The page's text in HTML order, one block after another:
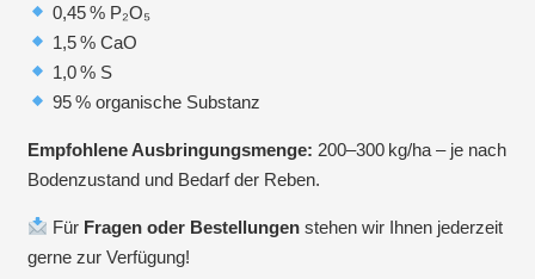
0,45 % P₂O₅
1,5 % CaO
1,0 % S
95 % organische Substanz
Empfohlene Ausbringungsmenge: 200–300 kg/ha – je nach
Bodenzustand und Bedarf der Reben.
Für Fragen oder Bestellungenstehen wir Ihnen jederzeit
gerne zur Verfügung!